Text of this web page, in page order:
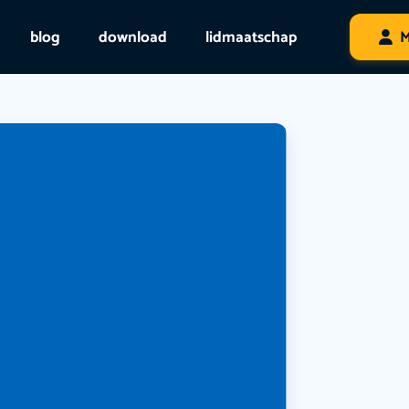
blog download lidmaatschap